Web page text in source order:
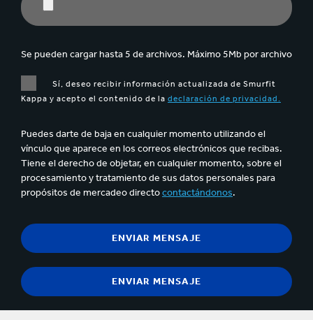
Se pueden cargar hasta 5 de archivos. Máximo 5Mb por archivo
Sí, deseo recibir información actualizada de Smurfit
Kappa y acepto el contenido de la declaración de privacidad.
Puedes darte de baja en cualquier momento utilizando el
vínculo que aparece en los correos electrónicos que recibas.
Tiene el derecho de objetar, en cualquier momento, sobre el
procesamiento y tratamiento de sus datos personales para
propósitos de mercadeo directocontactándonos.